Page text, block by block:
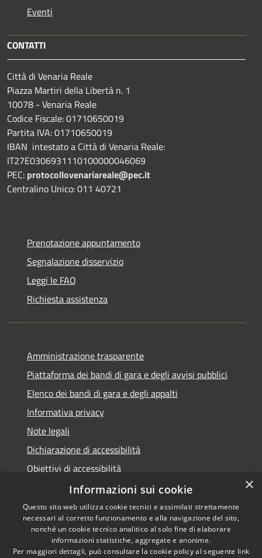
Eventi
CONTATTI
Città di Venaria Reale
Piazza Martiri della Libertà n. 1
10078 - Venaria Reale
Codice Fiscale: 01710650019
Partita IVA: 01710650019
IBAN intestato a Città di Venaria Reale:
IT27E0306931110100000046069
PEC: protocollovenariareale@pec.it
Centralino Unico: 011 40721
Prenotazione appuntamento
Segnalazione disservizio
Leggi le FAQ
Richiesta assistenza
Amministrazione trasparente
Piattaforma dei bandi di gara e degli avvisi pubblici
Elenco dei bandi di gara e degli appalti
Informativa privacy
Note legali
Dichiarazione di accessibilità
Obiettivi di accessibilità
Accessibilità
×
Informazioni sui cookie
Questo sito web utilizza cookie tecnici e assimilati strettamente
necessari al corretto funzionamento e alla navigazione del sito,
nonché un cookie tecnico analitico al solo fine di elaborare
informazioni statistiche, aggregate e anonime.
Per maggiori dettagli, può consultare la cookie policy al seguente link